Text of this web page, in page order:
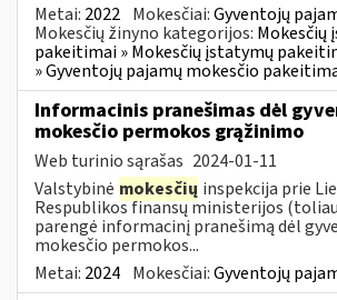
Metai: 2022 Mokesčiai:Gyventojų
Mokesčių žinyno kategorijos: Mokesčių
pakeitimai » Mokesčių įstatymų
» Gyventojų pajamų mokesčio
Informacinis pranešimas dėl
mokesčio permokos grąžinimo
Web turinio sąrašas 2024-01-11
Valstybinė mokesčių inspekcija prie
Respublikos finansų ministerijos (toliau
parengė informacinį pranešimą dėl
mokesčio permokos...
Metai: 2024 Mokesčiai:Gyventojų